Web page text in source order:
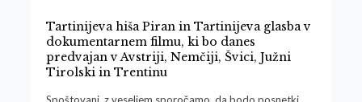
Tartinijeva hiša Piran in Tartinijeva glasba v
dokumentarnem filmu, ki bo danes
predvajan v Avstriji, Nemčiji, Švici, Južni
Tirolski in Trentinu